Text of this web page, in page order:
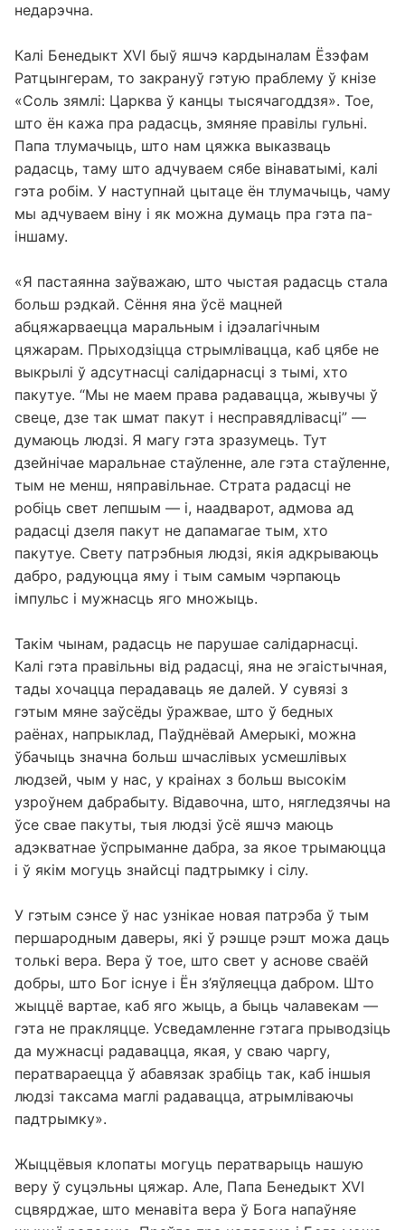
недарэчна.
Калі Бенедыкт XVI быў яшчэ кардыналам Ёзэфам
Ратцынгерам, то закрануў гэтую праблему ў кнізе
«Соль зямлі: Царква ў канцы тысячагоддзя». Тое,
што ён кажа пра радасць, змяняе правілы гульні.
Папа тлумачыць, што нам цяжка выказваць
радасць, таму што адчуваем сябе вінаватымі, калі
гэта робім. У наступнай цытаце ён тлумачыць, чаму
мы адчуваем віну і як можна думаць пра гэта па-
іншаму.
«Я пастаянна заўважаю, што чыстая радасць стала
больш рэдкай. Сёння яна ўсё мацней
абцяжарваецца маральным і ідэалагічным
цяжарам. Прыходзіцца стрымлівацца, каб цябе не
выкрылі ў адсутнасці салідарнасці з тымі, хто
пакутуе. “Мы не маем права радавацца, жывучы ў
свеце, дзе так шмат пакут і несправядлівасці” —
думаюць людзі. Я магу гэта зразумець. Тут
дзейнічае маральнае стаўленне, але гэта стаўленне,
тым не менш, няправільнае. Страта радасці не
робіць свет лепшым — і, наадварот, адмова ад
радасці дзеля пакут не дапамагае тым, хто
пакутуе. Свету патрэбныя людзі, якія адкрываюць
дабро, радуюцца яму і тым самым чэрпаюць
імпульс і мужнасць яго множыць.
Такім чынам, радасць не парушае салідарнасці.
Калі гэта правільны від радасці, яна не эгаістычная,
тады хочацца перадаваць яе далей. У сувязі з
гэтым мяне заўсёды ўражвае, што ў бедных
раёнах, напрыклад, Паўднёвай Амерыкі, можна
ўбачыць значна больш шчаслівых усмешлівых
людзей, чым у нас, у краінах з больш высокім
узроўнем дабрабыту. Відавочна, што, нягледзячы на
​​ўсе свае пакуты, тыя людзі ўсё яшчэ маюць
адэкватнае ўспрыманне дабра, за якое трымаюцца
і ў якім могуць знайсці падтрымку і сілу.
У гэтым сэнсе ў нас узнікае новая патрэба ў тым
першародным даверы, які ў рэшце рэшт можа даць
толькі вера. Вера ў тое, што свет у аснове сваёй
добры, што Бог існуе і Ён з’яўляецца дабром. Што
жыццё вартае, каб яго жыць, а быць чалавекам —
гэта не пракляцце. Усведамленне гэтага прыводзіць
да мужнасці радавацца, якая, у сваю чаргу,
ператвараецца ў абавязак зрабіць так, каб іншыя
людзі таксама маглі радавацца, атрымліваючы
падтрымку».
Жыццёвыя клопаты могуць ператварыць нашую
веру ў суцэльны цяжар. Але, Папа Бенедыкт XVI
сцвярджае, што менавіта вера ў Бога напаўняе